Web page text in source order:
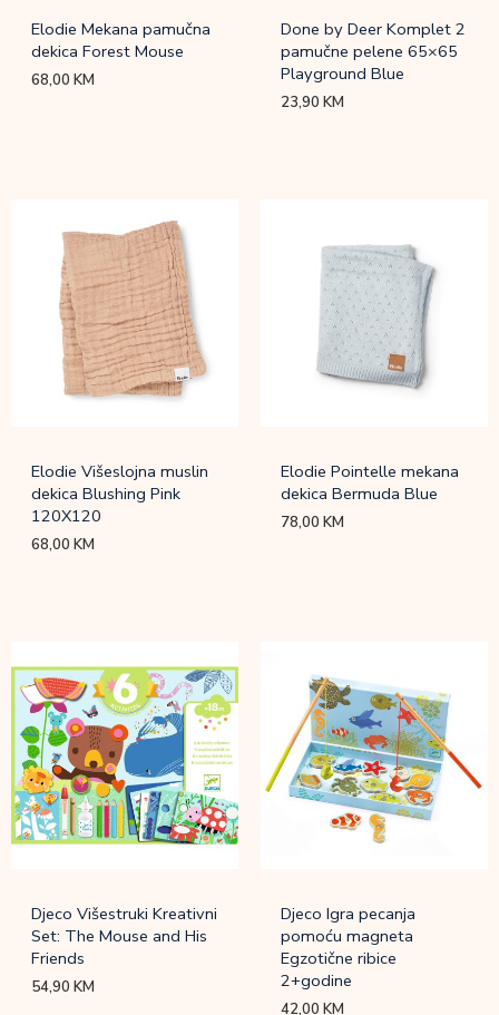
Elodie Mekana pamučna
dekica Forest Mouse
68,00KM
Done by Deer Komplet 2
pamučne pelene 65×65
Playground Blue
23,90KM
Elodie Višeslojna muslin
dekica Blushing Pink
120X120
68,00KM
Elodie Pointelle mekana
dekica Bermuda Blue
78,00KM
Djeco Višestruki Kreativni
Set: The Mouse and His
Friends
54,90KM
Djeco Igra pecanja
pomoću magneta
Egzotične ribice
2+godine
42,00KM